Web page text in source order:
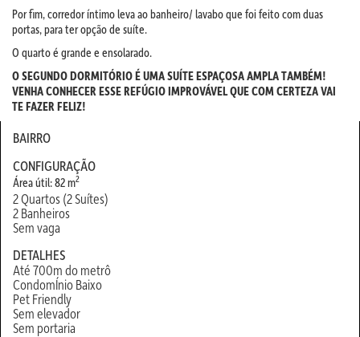
Por fim, corredor íntimo leva ao banheiro/ lavabo que foi feito com duas
portas, para ter opção de suíte.
O quarto é grande e ensolarado.
O SEGUNDO DORMITÓRIO É UMA SUÍTE ESPAÇOSA AMPLA TAMBÉM!
VENHA CONHECER ESSE REFÚGIO IMPROVÁVEL QUE COM CERTEZA VAI
TE FAZER FELIZ!
BAIRRO
CONFIGURAÇÃO
Área útil: 82 m2
2 Quartos (2 Suítes)
2 Banheiros
Sem vaga
DETALHES
Até 700m do metrô
CondomÍnio Baixo
Pet Friendly
Sem elevador
Sem portaria